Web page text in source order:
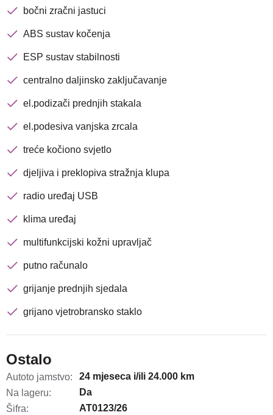
bočni zračni jastuci
ABS sustav kočenja
ESP sustav stabilnosti
centralno daljinsko zaključavanje
el.podizači prednjih stakala
el.podesiva vanjska zrcala
treće kočiono svjetlo
djeljiva i preklopiva stražnja klupa
radio uređaj USB
klima uređaj
multifunkcijski kožni upravljač
putno računalo
grijanje prednjih sjedala
grijano vjetrobransko staklo
Ostalo
Autoto jamstvo:
24 mjeseca i/ili 24.000 km
Na lageru:
Da
Šifra:
AT0123/26
Nova lokacija - Slavonska
avenija 102, Resnik
Brza pretraga